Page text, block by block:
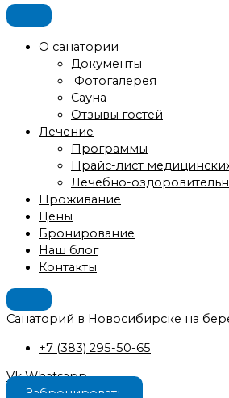
О санатории
Документы
Фотогалерея
Сауна
Отзывы гостей
Лечение
Программы
Прайс-лист
Лечебно-
Проживание
Цены
Бронирование
Наш блог
Контакты
Санаторий в Новосибирске на
+7 (383) 295-50-65
Vk Whatsapp
Забронировать